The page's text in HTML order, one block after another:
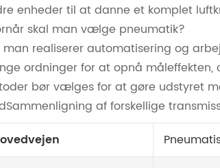
enheder til at danne et komplet
skal man vælge pneumatik?
man realiserer automatisering og
ordninger for at opnå
bør vælges for at gøre udstyret
Sammenligning af forskellige